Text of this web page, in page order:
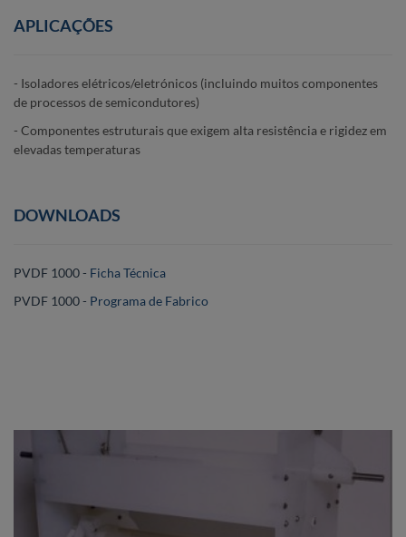
APLICAÇÕES
- Isoladores elétricos/eletrónicos (incluindo muitos componentes
de processos de semicondutores)
- Componentes estruturais que exigem alta resistência e rigidez em
elevadas temperaturas
DOWNLOADS
PVDF 1000 - Ficha Técnica
PVDF 1000 - Programa de Fabrico